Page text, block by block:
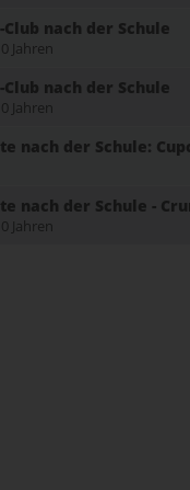
nach der Schule
Jahren
nach der Schule
Jahren
nach der Schule:
nach der Schule -
Jahren